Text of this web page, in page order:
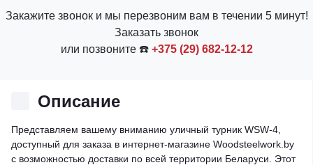
Закажите звонок и мы перезвоним вам в течении 5 минут!
Заказать звонок
или позвоните ☎️ +375 (29) 682-12-12
Описание
Представляем вашему вниманию уличный турник WSW-4,
доступный для заказа в интернет-магазине Woodsteelwork.by
с возможностью доставки по всей территории Беларуси. Этот